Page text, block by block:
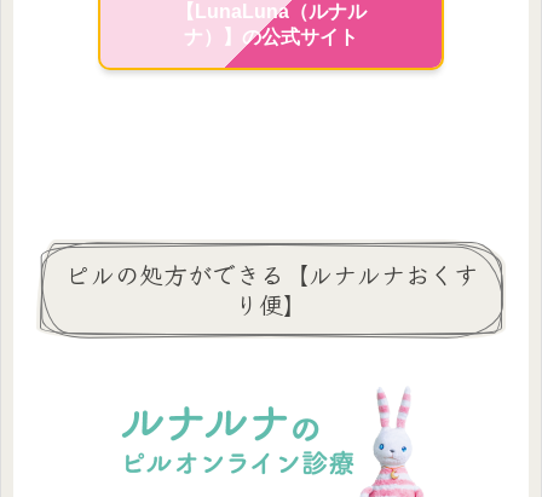
【LunaLuna（ルナル
ナ）】の公式サイト
ピルの処方ができる【ルナルナおくす
り便】